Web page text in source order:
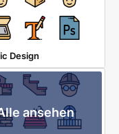
Design
ansehen